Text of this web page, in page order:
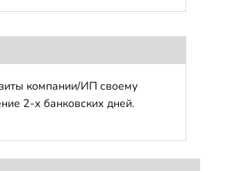
компании/ИП своему
2-х банковских дней.